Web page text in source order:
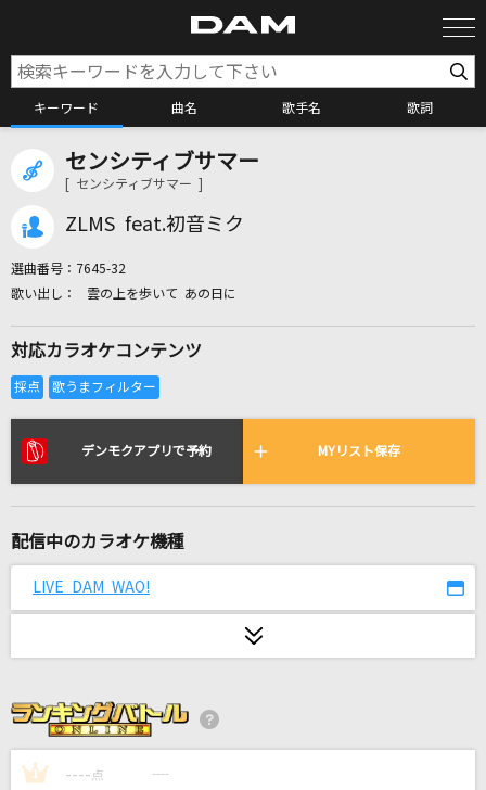
キーワード 曲名 歌手名 歌詞
カラオケ検索
リアルタイムで歌われている曲の一覧
ひゅるりらぱっぱ
雨とペトラ
BLUE BIRD
浜崎あゆみ
センシティブサマー
[ センシティブサマー ]
ZLMS feat.初音ミク
選曲番号： 7645-32
雲の上を歩いて あの日に
対応カラオケコンテンツ
デンモクアプリで予約 MYリスト保存
配信中のカラオケ機種
LIVE DAM WAO!
1 ---- 点 ----